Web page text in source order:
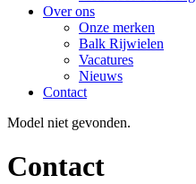
Over ons
Onze merken
Balk Rijwielen
Vacatures
Nieuws
Contact
Model niet gevonden.
Contact